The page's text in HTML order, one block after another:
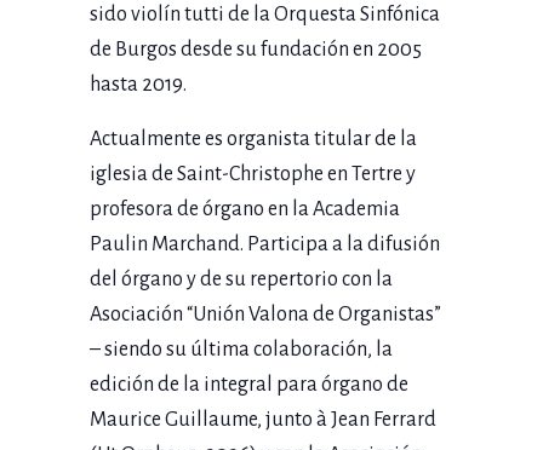
sido violín tutti de la Orquesta Sinfónica
de Burgos desde su fundación en 2005
hasta 2019.
Actualmente es organista titular de la
iglesia de Saint-Christophe en Tertre y
profesora de órgano en la Academia
Paulin Marchand. Participa a la difusión
del órgano y de su repertorio con la
Asociación “Unión Valona de Organistas”
– siendo su última colaboración, la
edición de la integral para órgano de
Maurice Guillaume, junto à Jean Ferrard